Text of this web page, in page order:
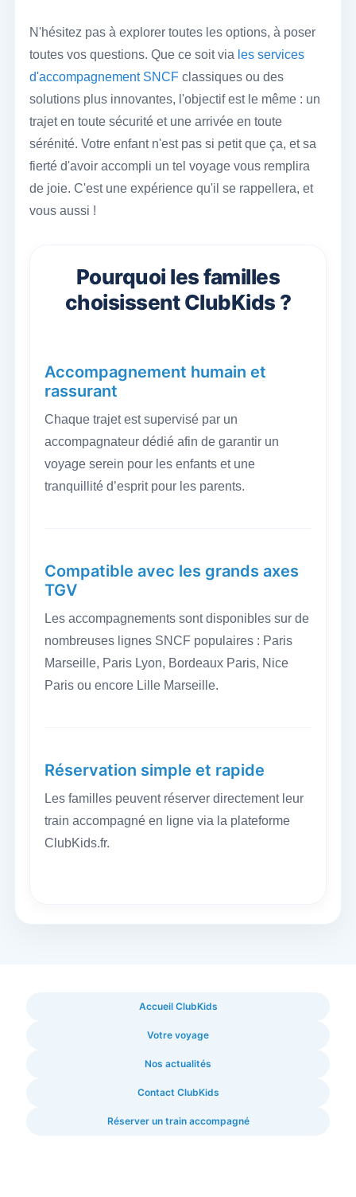
N'hésitez pas à explorer toutes les options, à poser
toutes vos questions. Que ce soit via les services
d'accompagnement SNCFclassiques ou des
solutions plus innovantes, l'objectif est le même : un
trajet en toute sécurité et une arrivée en toute
sérénité. Votre enfant n'est pas si petit que ça, et sa
fierté d'avoir accompli un tel voyage vous remplira
de joie. C'est une expérience qu'il se rappellera, et
vous aussi !
Pourquoi les familles
choisissent ClubKids ?
Accompagnement humain et
rassurant
Chaque trajet est supervisé par un
accompagnateur dédié afin de garantir un
voyage serein pour les enfants et une
tranquillité d’esprit pour les parents.
Compatible avec les grands axes
TGV
Les accompagnements sont disponibles sur de
nombreuses lignes SNCF populaires : Paris
Marseille, Paris Lyon, Bordeaux Paris, Nice
Paris ou encore Lille Marseille.
Réservation simple et rapide
Les familles peuvent réserver directement leur
train accompagné en ligne via la plateforme
ClubKids.fr.
Accueil ClubKids
Votre voyage
Nos actualités
Contact ClubKids
Réserver un train accompagné